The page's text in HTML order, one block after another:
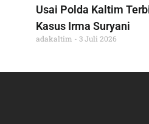
Usai Polda Kaltim
Kasus Irma Suryani
adakaltim 3 Juli 2026